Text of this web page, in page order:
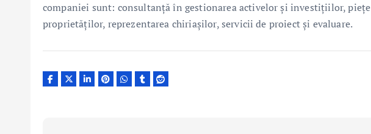
companiei sunt: consultanță în gestionarea activelor şi investițiilor,
proprietăților, reprezentarea chiriașilor, servicii de proiect și evaluare.